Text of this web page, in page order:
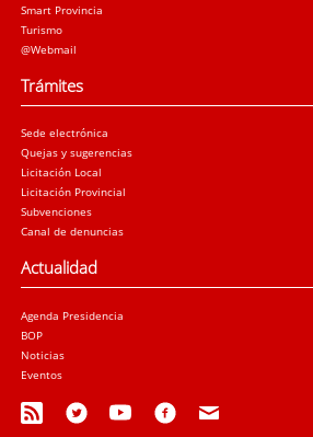
Smart Provincia
Turismo
@Webmail
Trámites
Sede electrónica
Quejas y sugerencias
Licitación Local
Licitación Provincial
Subvenciones
Canal de denuncias
Actualidad
Agenda Presidencia
BOP
Noticias
Eventos